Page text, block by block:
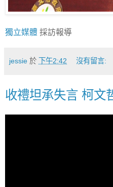
獨立媒體 採訪報導
jessie 於 下午2:42 沒有留言:
收禮坦承失言 柯文